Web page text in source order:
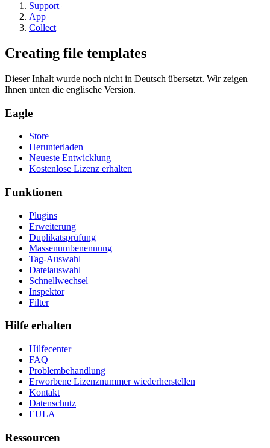
Support
App
Collect
Creating file templates
Dieser Inhalt wurde noch nicht in Deutsch übersetzt. Wir zeigen
Ihnen unten die englische Version.
Eagle
Store
Herunterladen
Neueste Entwicklung
Kostenlose Lizenz erhalten
Funktionen
Plugins
Erweiterung
Duplikatsprüfung
Massenumbenennung
Tag-Auswahl
Dateiauswahl
Schnellwechsel
Inspektor
Filter
Hilfe erhalten
Hilfecenter
FAQ
Problembehandlung
Erworbene Lizenznummer wiederherstellen
Kontakt
Datenschutz
EULA
Ressourcen